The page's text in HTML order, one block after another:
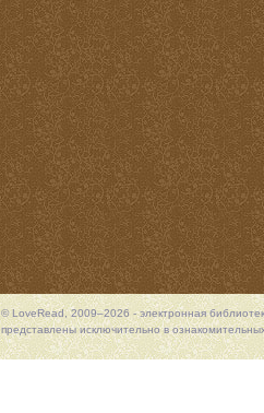
© LoveRead, 2009–2026 - электронная
представлены исключительно в